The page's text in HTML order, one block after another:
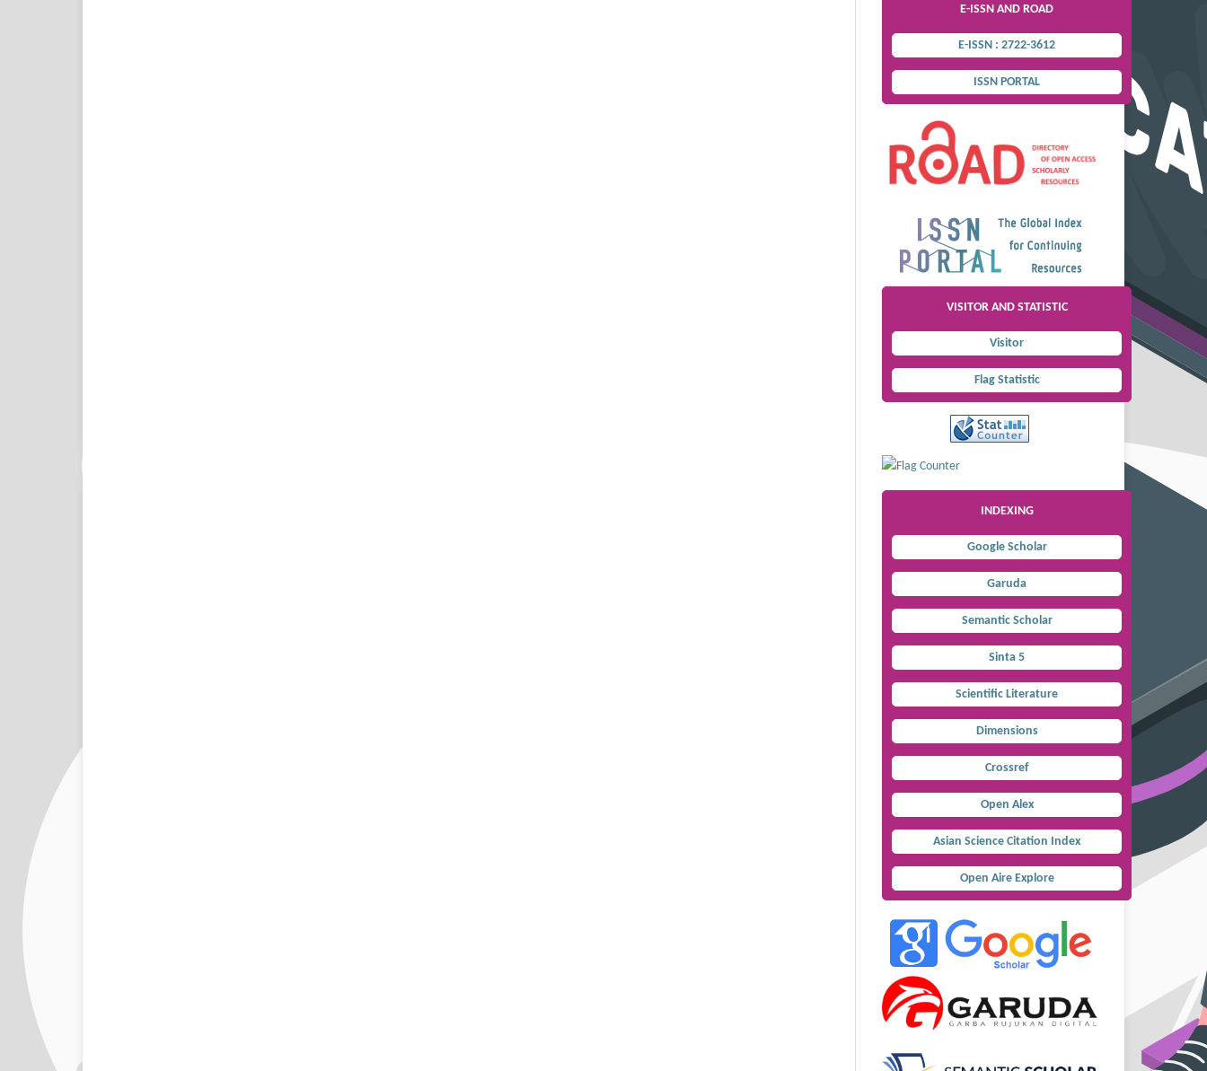
E-ISSN AND ROAD
E-ISSN : 2722-3612
ISSN PORTAL
VISITOR AND STATISTIC
Visitor
Flag Statistic
INDEXING
Google Scholar
Garuda
Semantic Scholar
Sinta 5
Scientific Literature
Dimensions
Crossref
Open Alex
Asian Science Citation Index
Open Aire Explore